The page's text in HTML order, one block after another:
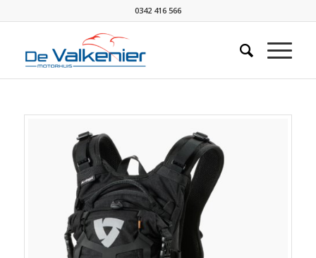
0342 416 566